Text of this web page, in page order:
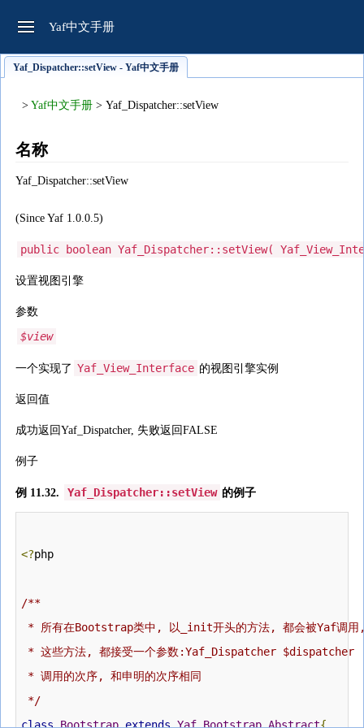
Yaf中文手册
Yaf_Dispatcher::setView - Yaf中文手册
> Yaf中文手册 > Yaf_Dispatcher::setView
名称
Yaf_Dispatcher::setView
(Since Yaf 1.0.0.5)
public boolean Yaf_Dispatcher::setView(
设置视图引擎
参数
$view
一个实现了 Yaf_View_Interface 的视图引擎实例
返回值
成功返回Yaf_Dispatcher, 失败返回FALSE
例子
例 11.32. Yaf_Dispatcher::setView 的例子
<?php
/**
* 所有在Bootstrap类中, 以_init开头的方法, 都会被Yaf调用
* 这些方法, 都接受一个参数:Yaf_Dispatcher $dispatcher
* 调用的次序, 和申明的次序相同
*/
class Bootstrap extends Yaf_Bootstrap_Abstract{